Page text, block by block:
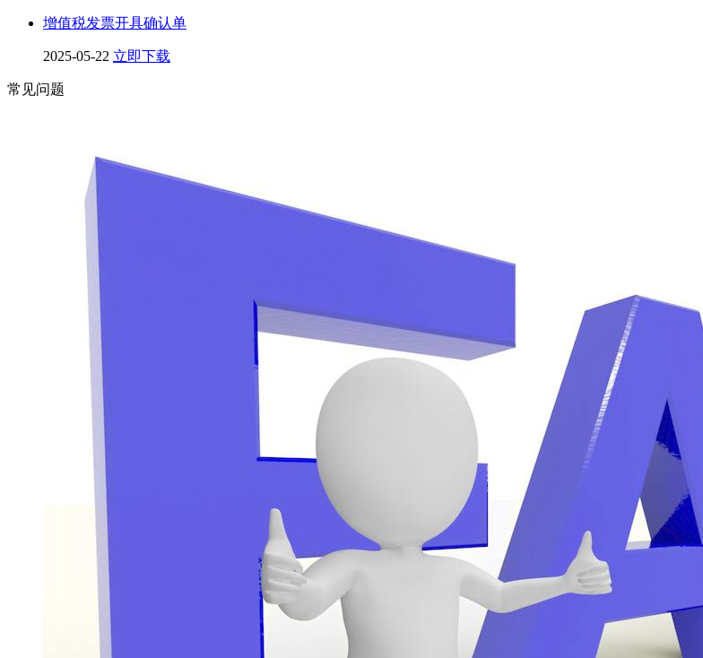
增值税发票开具确认单
2025-05-22 立即下载
常见问题